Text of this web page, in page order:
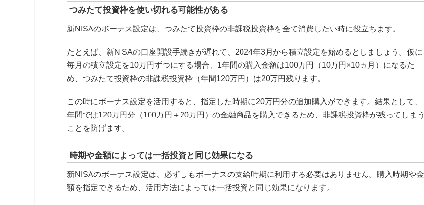
つみたて投資枠を使い切れる可能性がある
新NISAのボーナス設定は、つみたて投資枠の非課税投資枠を全て消費したい時に役立ちます。
たとえば、新NISAの口座開設手続きが遅れて、2024年3月から積立設定を始めるとしましょう。仮に
毎月の積立設定を10万円ずつにする場合、1年間の購入金額は100万円（10万円×10ヵ月）になるた
め、つみたて投資枠の非課税投資枠（年間120万円）は20万円残ります。
この時にボーナス設定を活用すると、指定した時期に20万円分の追加購入ができます。結果として、
年間では120万円分（100万円＋20万円）の金融商品を購入できるため、非課税投資枠が残ってしまう
ことを防げます。
時期や金額によっては一括投資と同じ効果になる
新NISAのボーナス設定は、必ずしもボーナスの支給時期に利用する必要はありません。購入時期や金
額を指定できるため、活用方法によっては一括投資と同じ効果になります。